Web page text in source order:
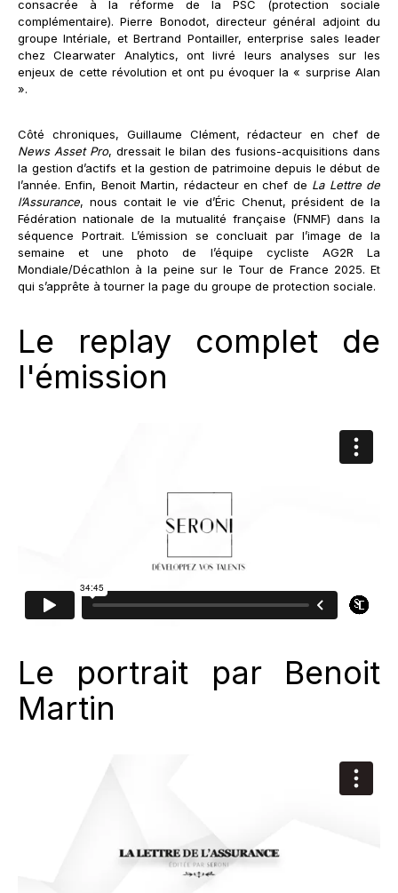
consacrée à la réforme de la PSC (protection sociale
complémentaire). Pierre Bonodot, directeur général adjoint du
groupe Intériale, et Bertrand Pontailler, enterprise sales leader
chez Clearwater Analytics, ont livré leurs analyses sur les
enjeux de cette révolution et ont pu évoquer la « surprise Alan
».
Côté chroniques, Guillaume Clément, rédacteur en chef de
News Asset Pro, dressait le bilan des fusions-acquisitions dans
la gestion d’actifs et la gestion de patrimoine depuis le début de
l’année. Enfin, Benoit Martin, rédacteur en chef de La Lettre de
l’Assurance, nous contait le vie d’Éric Chenut, président de la
Fédération nationale de la mutualité française (FNMF) dans la
séquence Portrait. L’émission se concluait par l’image de la
semaine et une photo de l’équipe cycliste AG2R La
Mondiale/Décathlon à la peine sur le Tour de France 2025. Et
qui s’apprête à tourner la page du groupe de protection sociale.
Le replay complet de
l'émission
Le portrait par Benoit
Martin